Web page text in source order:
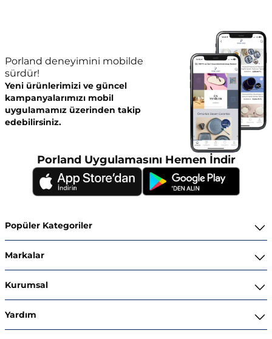
Porland deneyimini mobilde
sürdür!
Yeni ürünlerimizi ve güncel
kampanyalarımızı mobil
uygulamamız üzerinden takip
edebilirsiniz.
Porland Uygulamasını Hemen İndir
Popüler Kategoriler
Kahvaltı ve İkram Takımları
Kahve ve Çay Gereçleri
Markalar
Superior Bone Porcelain
Ghidini Italy
Kurumsal
İnsan Kaynakları
Yardım